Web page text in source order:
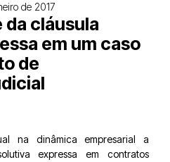
de 2017
da cláusula
em um caso
de
na dinâmica empresarial a
expressa em contratos